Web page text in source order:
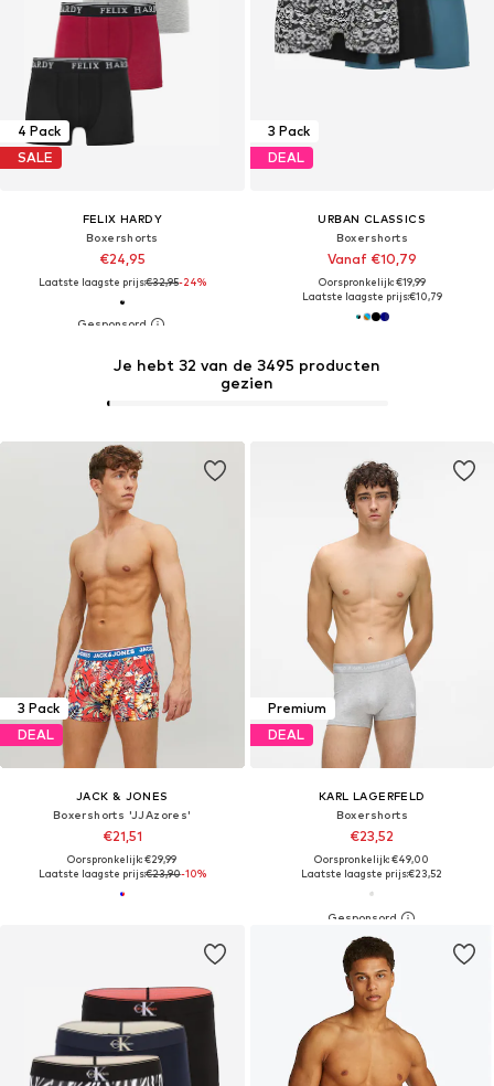
4 Pack
SALE
FELIX HARDY
Boxershorts
€24,95
Laatste laagste prijs:€32,95-24%
3 Pack
DEAL
URBAN CLASSICS
Boxershorts
Vanaf €10,79
Oorspronkelijk: €19,99
Laatste laagste prijs:€10,79
Je hebt 32 van de 3495 producten
gezien
3 Pack
DEAL
JACK & JONES
Boxershorts 'JJAzores'
€21,51
Oorspronkelijk: €29,99
Laatste laagste prijs:€23,90-10%
Premium
DEAL
KARL LAGERFELD
Boxershorts
€23,52
Oorspronkelijk: €49,00
Laatste laagste prijs:€23,52